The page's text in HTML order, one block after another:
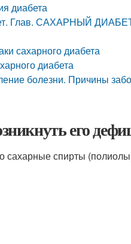
диабета
Глав. САХАРНЫЙ
сахарного диабета
диабета
болезни. Причины
его
спирты